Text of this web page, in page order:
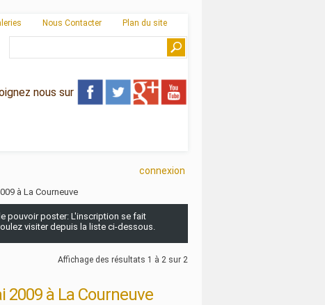
Nous Contacter Plan du site
nous sur
connexion
à La Courneuve
pouvoir poster: L'inscription se fait
visiter depuis la liste ci-dessous.
Affichage des résultats 1 à 2 sur 2
2009 à La Courneuve